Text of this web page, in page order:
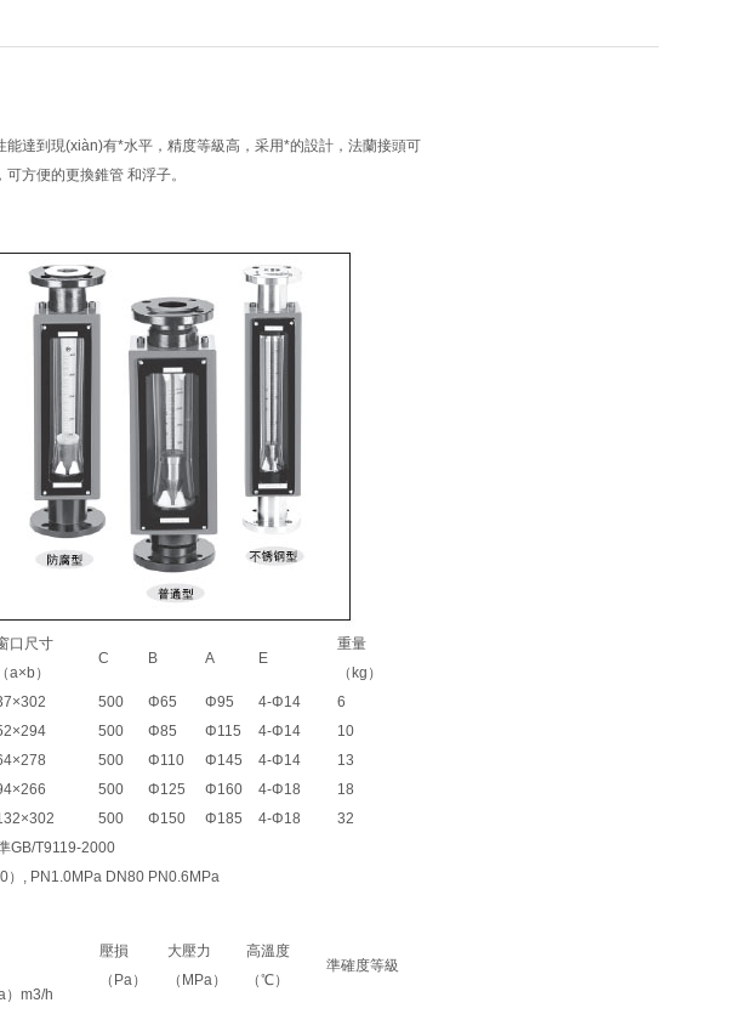
到現(xiàn)有*水平，精度等級高，采用*的設計，法蘭接頭可
可方便的更換錐管 和浮子。
口尺寸
（a×b）
C B A E
重量
（kg）
500 Φ65 Φ95 4-Φ14
6
500 Φ85 Φ115 4-Φ14
10
500 Φ110 Φ145 4-Φ14
13
500 Φ125 Φ160 4-Φ18
18
500 Φ150 Φ185 4-Φ18
32
GB/T9119-2000
）, PN1.0MPa DN80 PN0.6MPa
壓損
（Pa）
大壓力
（MPa）
高溫度
（℃）
準確度等級
）m3/h